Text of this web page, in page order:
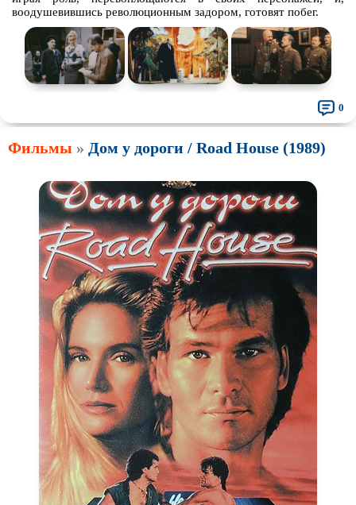
воодушевившись революционным задором, готовят побег.
0
Фильмы » Дом у дороги / Road House (1989)